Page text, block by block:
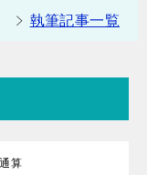
執筆記事一覧
算